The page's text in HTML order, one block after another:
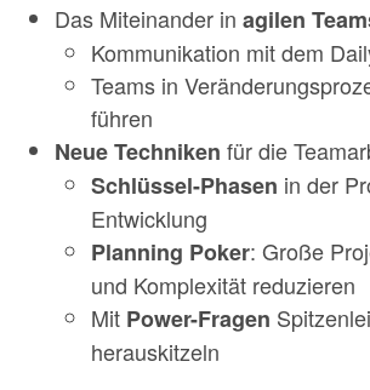
Das Miteinander in agilen
Kommunikation mit dem
Teams in
führen
Neue Techniken für die
Schlüssel-Phasen in der
Entwicklung
Planning Poker: Große
und Komplexität reduzieren
Mit Power-Fragen
herauskitzeln